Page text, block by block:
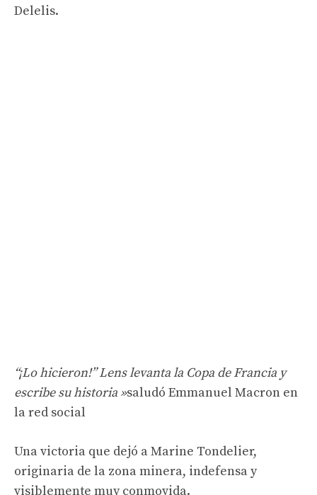
Delelis.
“¡Lo hicieron!” Lens levanta la Copa de Francia y
escribe su historia »saludó Emmanuel Macron en
la red social
Una victoria que dejó a Marine Tondelier,
originaria de la zona minera, indefensa y
visiblemente muy conmovida.